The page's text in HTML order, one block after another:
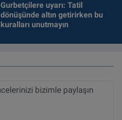
Gurbetçilere uyarı: Tatil
dönüşünde altın getirirken bu
kuralları unutmayın